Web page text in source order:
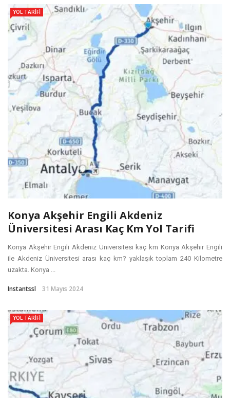
YOL TARIFI
Konya Akşehir Engili Akdeniz
Üniversitesi Arası Kaç Km Yol Tarifi
Konya Akşehir Engili Akdeniz Üniversitesi kaç km Konya Akşehir Engili
ile Akdeniz Üniversitesi arası kaç km? yaklaşık toplam 240 Kilometre
uzakta. Konya ...
Instantssl 31 Mayıs 2024
YOL TARIFI